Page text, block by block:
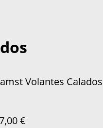
Volantes Calados
€